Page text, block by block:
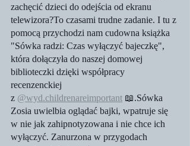
zachęcić dzieci do odejścia od ekranu
telewizora?To czasami trudne zadanie. I tu z
pomocą przychodzi nam cudowna książka
"Sówka radzi: Czas wyłączyć bajeczkę",
która dołączyła do naszej domowej
biblioteczki dzięki współpracy
recenzenckiej
z @wyd.childrenareimportant 📖.Sówka
Zosia uwielbia oglądać bajki, wpatruje się
w nie jak zahipnotyzowana i nie chce ich
wyłączyć. Zanurzona w przygodach